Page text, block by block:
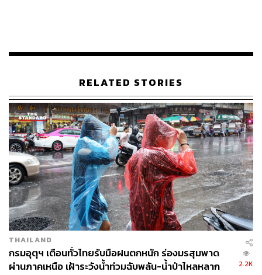
สำหรับผิว เรายังพอป้องกันด้วยการทาครีมกันแดดหรือสวม
ใส่เสื้อผ้าให้มิดชิดได้ แต่สำหรับ “เส้นผม” และหนังศรีษะ นี่ถือ
เป็นอีกจุดบอบบางที่ต้องการการดูแลและการป้องกันเป็น
พิเศษไม่แพ้ผิวเลยด้วยซ้ำ เพราะมีข้อบ้งชี้แล้วว่า แสงแดด
สามารถสร้างความเสียหายให้กับเส้นผมได้มากกว่าที่คุณคิด!
แสงแดดและความร้อนจากดวงอาทิตย์ส่งผลเสียต่อ
เส้นผมจริงหรือ?
RELATED STORIES
THAILAND
กรมอุตุฯ เตือนทั่วไทยรับมือฝนตกหนัก ร่องมรสุมพาด
ผ่านภาคเหนือ เฝ้าระวังน้ำท่วมฉับพลัน-น้ำป่าไหลหลาก
2.2K